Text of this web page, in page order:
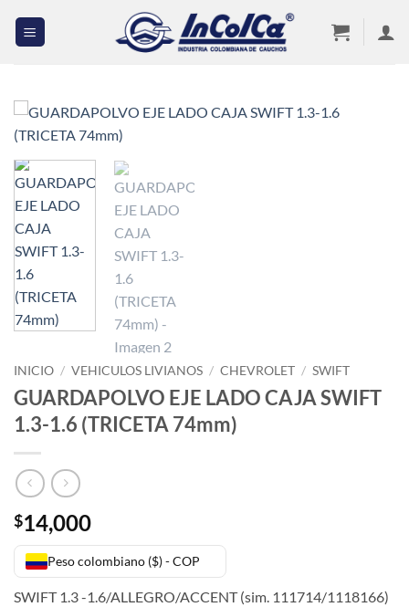
INICIO / VEHICULOS LIVIANOS / CHEVROLET / SWIFT
GUARDAPOLVO EJE LADO CAJA SWIFT
1.3-1.6 (TRICETA 74mm)
$14,000
Peso colombiano ($) - COP
SWIFT 1.3 -1.6/ALLEGRO/ACCENT (sim. 111714/1118166)